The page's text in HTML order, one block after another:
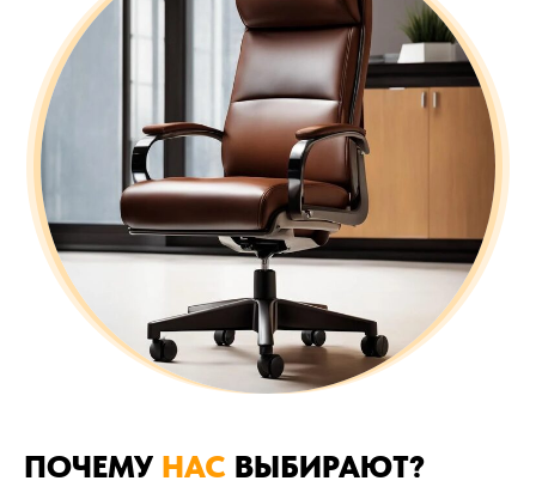
ПОЧЕМУ НАС ВЫБИРАЮТ?